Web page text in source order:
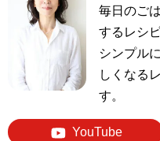
毎日のご
するレシ
シンプル
しくなる
す。
YouTube